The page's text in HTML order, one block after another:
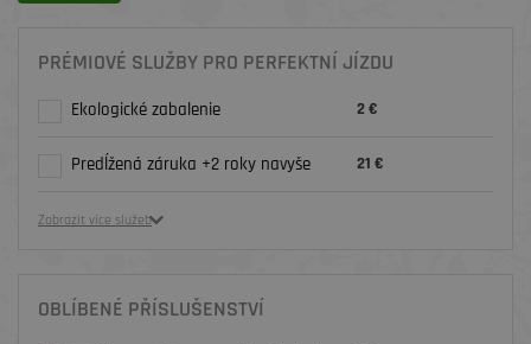
PRÉMIOVÉ SLUŽBY PRO PERFEKTNÍ JÍZDU
Ekologické zabalenie 2 €
Predĺžená záruka +2 roky navyše 21 €
Zobrazit více služeb
OBLÍBENÉ PŘÍSLUŠENSTVÍ